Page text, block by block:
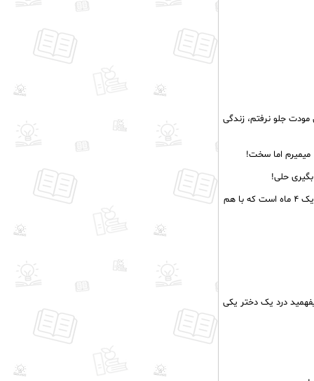
جلو نرفتم، زندگی
میمیرم اما سخت!
حلی!
من و کیان بارها سر این مسئله بحث کردیم و هر بار هیچکداممان نفهمیده آن یکی چه میگوید، نزدیک ۴ ماه است که با هم
درد یک دختر یکی